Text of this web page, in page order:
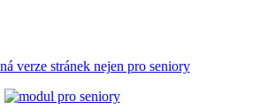
verze stránek nejen pro seniory